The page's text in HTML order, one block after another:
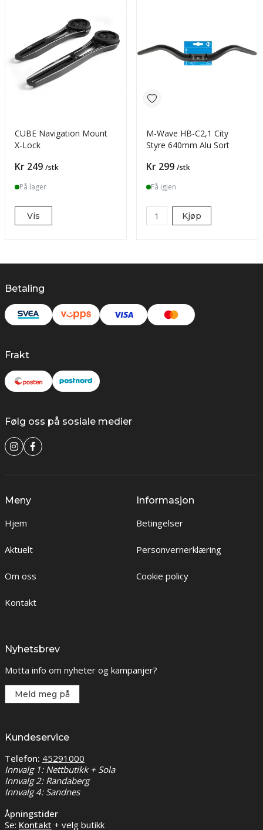
CUBE Navigation Mount
X-Lock
Pris
Kr 249 /stk
På lager
Vis
M-Wave HB-C2,1 City
Styre 640mm Alu Sort
Pris
Kr 299 /stk
Få igjen
Kjøp
Betaling
Frakt
Følg oss på sosiale medier
Meny
Hjem
Aktuelt
Om oss
Kontakt
Informasjon
Betingelser
Personvernerklæring
Cookie policy
Nyhetsbrev
Motta info om nyheter og kampanjer?
Meld meg på
Kundeservice
Telefon: 45291000
Innvalg 1: Nettbutikk + Sola
Innvalg 2: Randaberg
Innvalg 4: Sandnes
Åpningstider
Se: Kontakt + velg butikk